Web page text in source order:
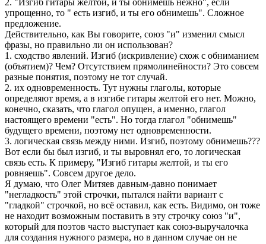
2. "Изгиб гитары желтой, и ты обнимешь нежно", если
упрощенно, то " есть изгиб, и ты его обнимешь". Сложное
предложение.
Действительно, как Вы говорите, союз "и" изменил смысл
фразы, но правильно ли он использован?
1. сходство явлений. Изгиб (искривление) схож с обниманием
(объятием)? Чем? Отсутствием прямолинейности? Это совсем
разные понятия, поэтому не тот случай.
2. их одновременность. Тут нужны глаголы, которые
определяют время, а в изгибе гитары желтой его нет. Можно,
конечно, сказать, что глагол опущен, а именно, глагол
настоящего времени "есть". Но тогда глагол "обнимешь"
будущего времени, поэтому нет одновременности.
3. логическая связь между ними. Изгиб, поэтому обнимешь???
Вот если бы был изгиб, и ты выровнял его, то логическая
связь есть. К примеру, "Изгиб гитары желтой, и ты его
ровняешь". Совсем другое дело.
Я думаю, что Олег Митяев давным-давно понимает
"негладкость" этой строчки, пытался найти вариант с
"гладкой" строчкой, но всё оставил, как есть. Видимо, он тоже
не находит возможным поставить в эту строчку союз "и",
который для поэтов часто выступает как союз-выручалочка
для создания нужного размера, но в данном случае он не